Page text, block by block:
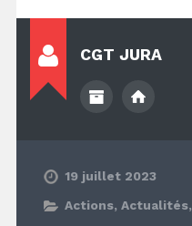
CGT JURA
19 juillet 2023
Actions, Actualités,